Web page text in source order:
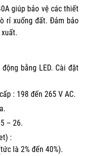
giúp bảo vệ các thiết
rỉ xuống đất. Đảm bảo
bằng LED. Cài đặt
: 198 đến 265 V AC.
– 26.
:
là 2% đến 40%).